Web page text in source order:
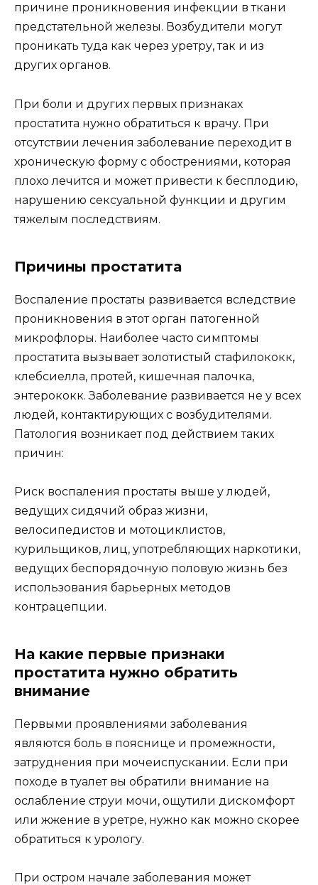
причине проникновения инфекции в ткани
предстательной железы. Возбудители могут
проникать туда как через уретру, так и из
других органов.
При боли и других первых признаках
простатита нужно обратиться к врачу. При
отсутствии лечения заболевание переходит в
хроническую форму с обострениями, которая
плохо лечится и может привести к бесплодию,
нарушению сексуальной функции и другим
тяжелым последствиям.
Причины простатита
Воспаление простаты развивается вследствие
проникновения в этот орган патогенной
микрофлоры. Наиболее часто симптомы
простатита вызывает золотистый стафилококк,
клебсиелла, протей, кишечная палочка,
энтерококк. Заболевание развивается не у всех
людей, контактирующих с возбудителями.
Патология возникает под действием таких
причин:
Риск воспаления простаты выше у людей,
ведущих сидячий образ жизни,
велосипедистов и мотоциклистов,
курильщиков, лиц, употребляющих наркотики,
ведущих беспорядочную половую жизнь без
использования барьерных методов
контрацепции.
На какие первые признаки
простатита нужно обратить
внимание
Первыми проявлениями заболевания
являются боль в пояснице и промежности,
затруднения при мочеиспускании. Если при
походе в туалет вы обратили внимание на
ослабление струи мочи, ощутили дискомфорт
или жжение в уретре, нужно как можно скорее
обратиться к урологу.
При остром начале заболевания может